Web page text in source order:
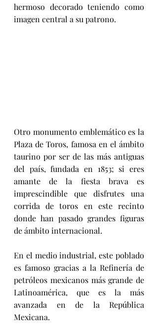
hermoso decorado teniendo como
imagen central a su patrono.
Otro monumento emblemático es la
Plaza de Toros, famosa en el ámbito
taurino por ser de las más antiguas
del país, fundada en 1853; si eres
amante de la fiesta brava es
imprescindible que disfrutes una
corrida de toros en este recinto
donde han pasado grandes figuras
de ámbito internacional.
En el medio industrial, este poblado
es famoso gracias a la Refinería de
petróleos mexicanos más grande de
Latinoamérica, que es la más
avanzada en de la República
Mexicana.